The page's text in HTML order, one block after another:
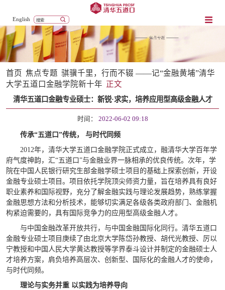
English
首页 焦点专题 骐骥千里，行而不辍 ——记“金融黄埔”清华
大学五道口金融学院新十年 正文
清华五道口金融专业硕士：新锐·求实，培养应用型高级金融人才
时间： 2022-06-02 09:18
传承“五道口”传统， 与时代同频
2012年，清华大学五道口金融学院正式成立，融清华大学百年学
府气度神韵，汇“五道口”与金融业界一脉相承的优良传统。次年，学
院在中国人民银行研究生部金融学硕士项目的基础上探索创新，开设
金融专业硕士项目。项目依托学院顶尖师资力量，旨在培养具有良好
职业素养和国际视野，充分了解金融实践与理论发展趋势，熟练掌握
金融思想方法和分析技术，能够切实满足各级各类政府部门、金融机
构紧迫需要的，具有国际竞争力的应用型高级金融人才。
与中国金融改革开放共行，与中国金融国际化同行。清华五道口
金融专业硕士项目庚续了由北京大学陈岱孙教授、胡代光教授、厉以
宁教授和中国人民大学黄达教授等学界泰斗设计并制定的金融硕士人
才培养方案，肩负培养高层次、创新型、国际化的金融人才的使命，
与时代同频。
理论与实务并重 以实践为培养导向